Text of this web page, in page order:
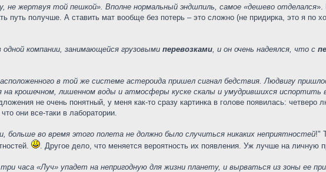
жертвуя той пешкой». Вполне нормальный эндшпиль, самое «дешево отделался».
путь получше. А ставить мат вообще без потерь – это сложно (не придирка, это я по
компании, занимающейся грузовыми перевозками, и он очень надеялся, что с
в той же системе астероида пришел сигнал бедствия. Людвигу
крошечном, лишенном воды и атмосферы куске скалы и умудрившихся испортить
не очень понятный, у меня как-то сразу картинка в голове появилась: четверо
они все-таки в лаборатории.
больше во время этого полета не должно было случиться никаких неприятностей!"
. Другое дело, что меняется вероятность их появления. Уж лучше на личную
часа «Луч» упадет на непригодную для жизни планету, и вырваться из зоны ее